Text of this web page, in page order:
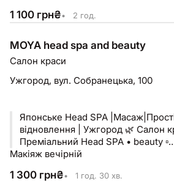
1 100 грн₴• 2 год.
MOYA head spa and beauty
Салон краси
Ужгород, вул. Собранецька, 100
Японське Head SPA
відновлення | Ужгород 🌿 Салон краси та відновлення
Преміальний Head SPA • beauty ▫️
makeup•hair•nail•massage ▫️
Макіяж вечірній
1 300 грн₴• 1 год. 30 хв.